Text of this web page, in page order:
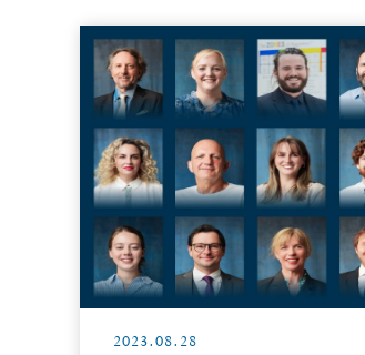
2023.08.28